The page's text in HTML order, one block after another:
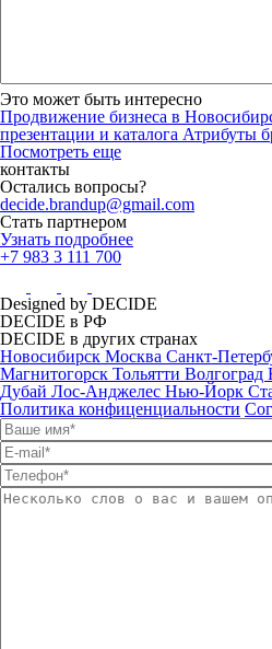
Это может быть интересно
Продвижение бизнеса в
презентации и каталога Атрибуты
Посмотреть еще
контакты
Остались вопросы?
decide.brandup@gmail.com
Стать партнером
Узнать подробнее
+7 983 3 111 700
Designed by DECIDE
DECIDE в РФ
DECIDE в других странах
Новосибирск Москва Санкт-
Магнитогорск Тольятти Волгоград
Дубай Лос-Анджелес Нью-Йорк
Политика конфиценциальности